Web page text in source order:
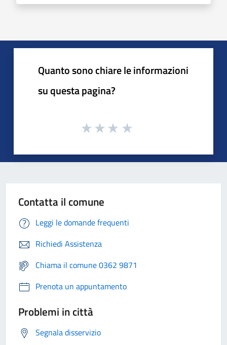
Quanto sono chiare le informazioni
su questa pagina?
Contatta il comune
Leggi le domande frequenti
Richiedi Assistenza
Chiama il comune 0362 9871
Prenota un appuntamento
Problemi in città
Segnala disservizio